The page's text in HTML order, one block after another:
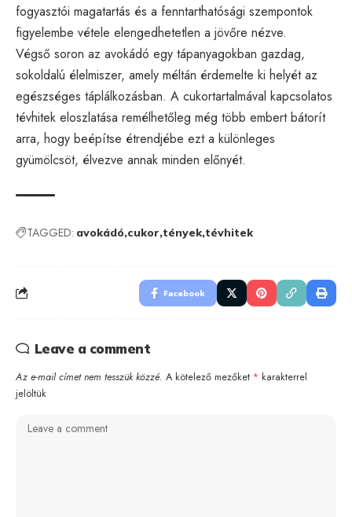
fogyasztói magatartás és a fenntarthatósági szempontok
figyelembe vétele elengedhetetlen a jövőre nézve.
Végső soron az avokádó egy tápanyagokban gazdag,
sokoldalú élelmiszer, amely méltán érdemelte ki helyét az
egészséges táplálkozásban. A cukortartalmával kapcsolatos
tévhitek eloszlatása remélhetőleg még több embert bátorít
arra, hogy beépítse étrendjébe ezt a különleges
gyümölcsöt, élvezve annak minden előnyét.
TAGGED: avokádó cukor tények tévhitek
Facebook
Leave a comment
Az e-mail címet nem tesszük közzé. A kötelező mezőket * karakterrel
jelöltük